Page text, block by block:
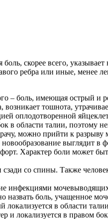
скорее всего,
ребра или иные, менее
– боль, имеющая острый
тошнота,
оплодотворенной
области талии, поэтому
можно прийти к
выглядит
Характер боли может
со спины. Также
инфекциями
боль, учащенное
в области
и локализуется в правом